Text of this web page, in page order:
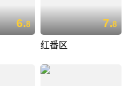
6.8 7.8
红番区